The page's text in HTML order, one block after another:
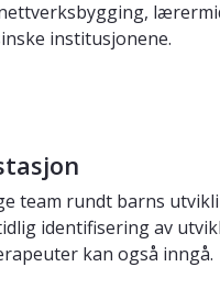
institusjonene.
team rundt barns
identifisering av
kan også inngå.